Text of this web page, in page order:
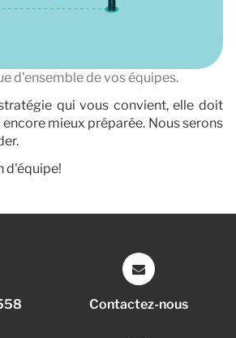
d'ensemble de vos équipes.
qui vous convient, elle doit
mieux préparée. Nous serons
d'équipe!
Contactez-nous